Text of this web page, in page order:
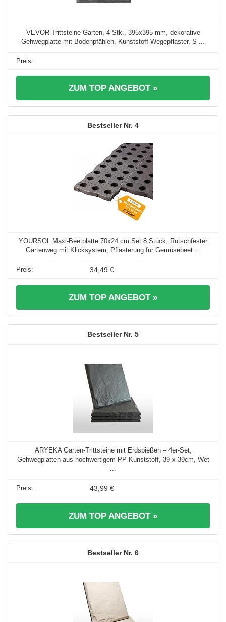
VEVOR Trittsteine Garten, 4 Stk., 395x395 mm, dekorative
Gehwegplatte mit Bodenpfählen, Kunststoff-Wegepflaster, S ...
ZUM TOP ANGEBOT »
4
YOURSOL Maxi-Beetplatte 70x24 cm Set 8 Stück, Rutschfester
Gartenweg mit Klicksystem, Pflasterung für Gemüsebeet ...
34,49 €
ZUM TOP ANGEBOT »
5
ARYEKA Garten-Trittsteine mit Erdspießen – 4er-Set,
Gehwegplatten aus hochwertigem PP-Kunststoff, 39 x 39cm, Wet
...
43,99 €
ZUM TOP ANGEBOT »
6